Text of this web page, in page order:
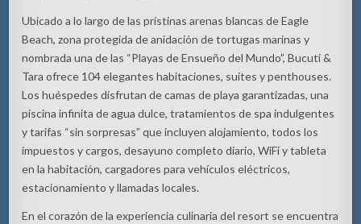
Ubicado a lo largo de las prístinas arenas blancas de Eagle
Beach, zona protegida de anidación de tortugas marinas y
nombrada una de las “Playas de Ensueño del Mundo”, Bucuti &
Tara ofrece 104 elegantes habitaciones, suites y penthouses.
Los huéspedes disfrutan de camas de playa garantizadas, una
piscina infinita de agua dulce, tratamientos de spa indulgentes
y tarifas “sin sorpresas” que incluyen alojamiento, todos los
impuestos y cargos, desayuno completo diario, WiFi y tableta
en la habitación, cargadores para vehículos eléctricos,
estacionamiento y llamadas locales.
En el corazón de la experiencia culinaria del resort se encuentra